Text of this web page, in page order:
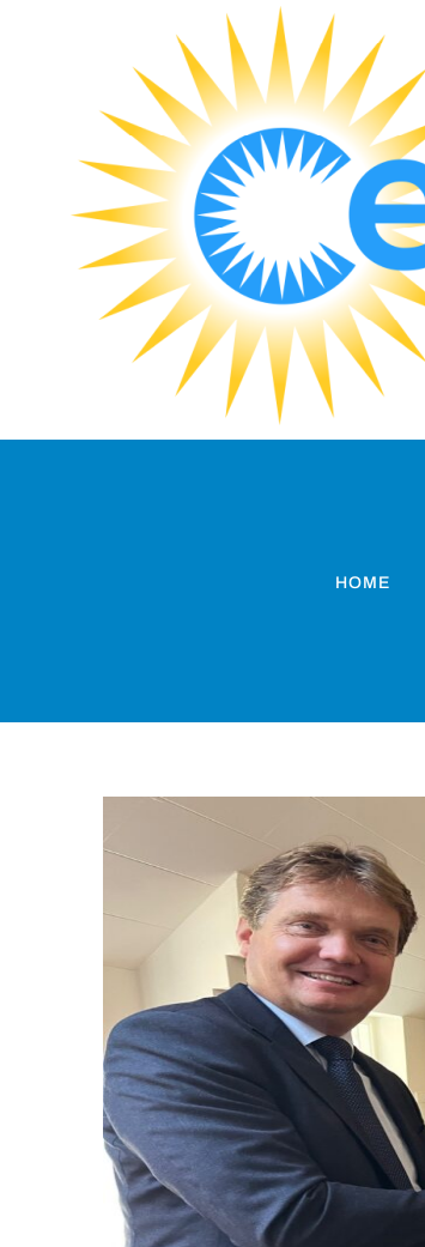
HOME